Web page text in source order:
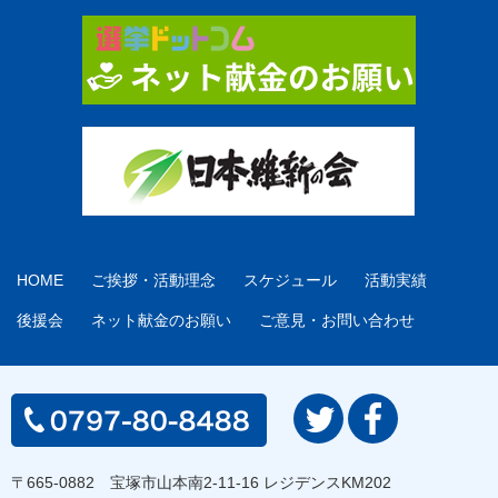
HOME ご挨拶・活動理念 スケジュール 活動実績
後援会 ネット献金のお願い ご意見・お問い合わせ
〒665-0882 宝塚市山本南2-11-16 レジデンスKM202